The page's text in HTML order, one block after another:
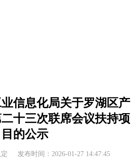
信息化局关于罗湖区产
十三次联席会议扶持项
目的公示
发布时间：2026-01-27 14:47:45